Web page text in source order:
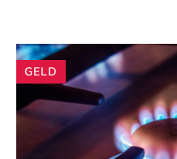
Andere
artikelen
GELD